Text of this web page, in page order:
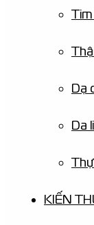
Dạ
Da
KIẾN